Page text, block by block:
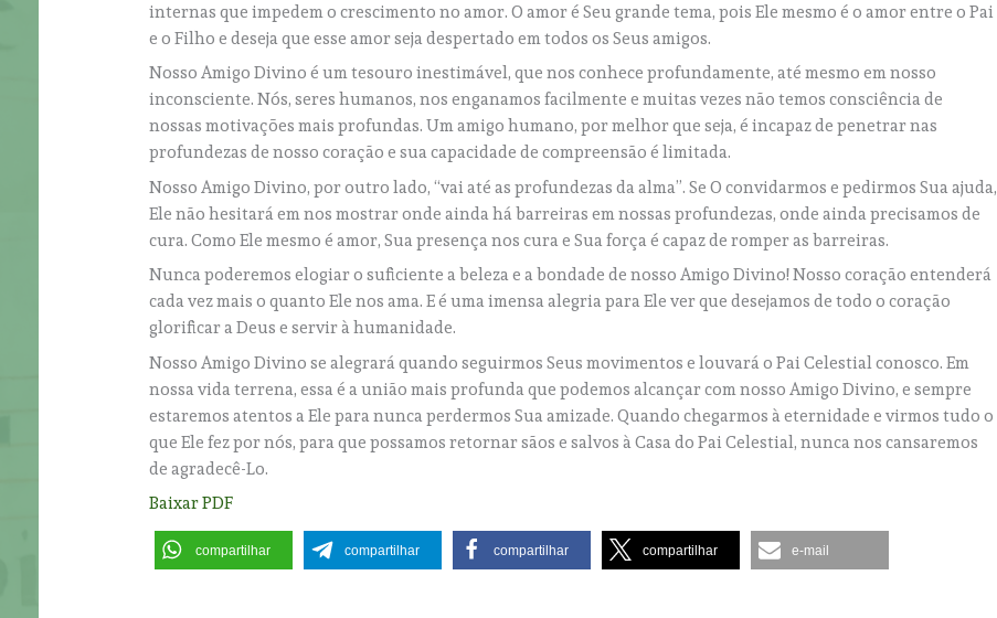
internas que impedem o crescimento no amor. O amor é Seu grande tema, pois Ele mesmo é o amor entre o Pai
e o Filho e deseja que esse amor seja despertado em todos os Seus amigos.
Nosso Amigo Divino é um tesouro inestimável, que nos conhece profundamente, até mesmo em nosso
inconsciente. Nós, seres humanos, nos enganamos facilmente e muitas vezes não temos consciência de
nossas motivações mais profundas. Um amigo humano, por melhor que seja, é incapaz de penetrar nas
profundezas de nosso coração e sua capacidade de compreensão é limitada.
Nosso Amigo Divino, por outro lado, “vai até as profundezas da alma”. Se O convidarmos e pedirmos Sua ajuda,
Ele não hesitará em nos mostrar onde ainda há barreiras em nossas profundezas, onde ainda precisamos de
cura. Como Ele mesmo é amor, Sua presença nos cura e Sua força é capaz de romper as barreiras.
Nunca poderemos elogiar o suficiente a beleza e a bondade de nosso Amigo Divino! Nosso coração entenderá
cada vez mais o quanto Ele nos ama. E é uma imensa alegria para Ele ver que desejamos de todo o coração
glorificar a Deus e servir à humanidade.
Nosso Amigo Divino se alegrará quando seguirmos Seus movimentos e louvará o Pai Celestial conosco. Em
nossa vida terrena, essa é a união mais profunda que podemos alcançar com nosso Amigo Divino, e sempre
estaremos atentos a Ele para nunca perdermos Sua amizade. Quando chegarmos à eternidade e virmos tudo o
que Ele fez por nós, para que possamos retornar sãos e salvos à Casa do Pai Celestial, nunca nos cansaremos
de agradecê-Lo.
Baixar PDF
compartilhar compartilhar compartilhar compartilhar e-mail